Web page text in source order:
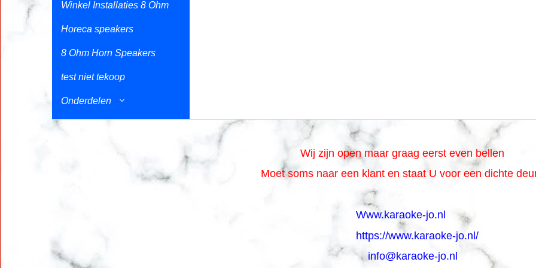
Winkel Installaties 8 Ohm
Horeca speakers
8 Ohm Horn Speakers
test niet tekoop
Onderdelen
Wij zijn open maar graag eerst even bellen
Moet soms naar een klant en staat U voor een dichte
Www.karaoke-jo.nl
https://www.karaoke-jo.nl/
info@karaoke-jo.nl